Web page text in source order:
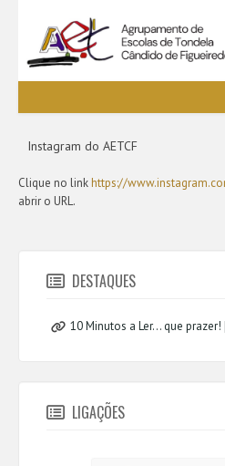
EE / Alunos
Cursos Profissionais
Legislação
Instagram do AETCF
Clique no linkhttps://
abrir o URL.
DESTAQUES
10 Minutos a Ler... que
LIGAÇÕES